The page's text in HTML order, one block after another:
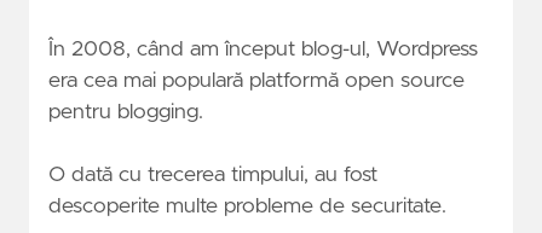
În 2008, când am început blog-ul, Wordpress
era cea mai populară platformă open source
pentru blogging.
O dată cu trecerea timpului, au fost
descoperite multe probleme de securitate.